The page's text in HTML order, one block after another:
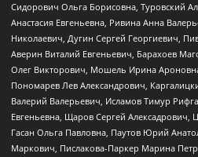
Сидорович Ольга Борисовна, Туровский
Анастасия Евгеньевна, Ривина Анна
Николаевич, Дугин Сергей Георгиевич,
Аверин Виталий Евгеньевич, Барахоев
Олег Викторович, Мошель Ирина
Пономарев Лев Александрович,
Валерий Валерьевич, Исламов Тимур
Евгеньевна, Щаров Сергей Алексадрович,
Гасан Ольга Павловна, Паутов Юрий
Маркович, Пислакова-Паркер Марина